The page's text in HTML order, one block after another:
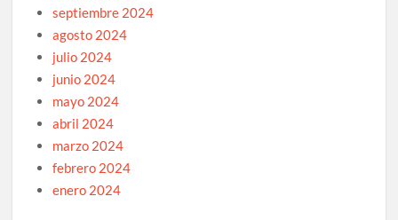
septiembre 2024
agosto 2024
julio 2024
junio 2024
mayo 2024
abril 2024
marzo 2024
febrero 2024
enero 2024